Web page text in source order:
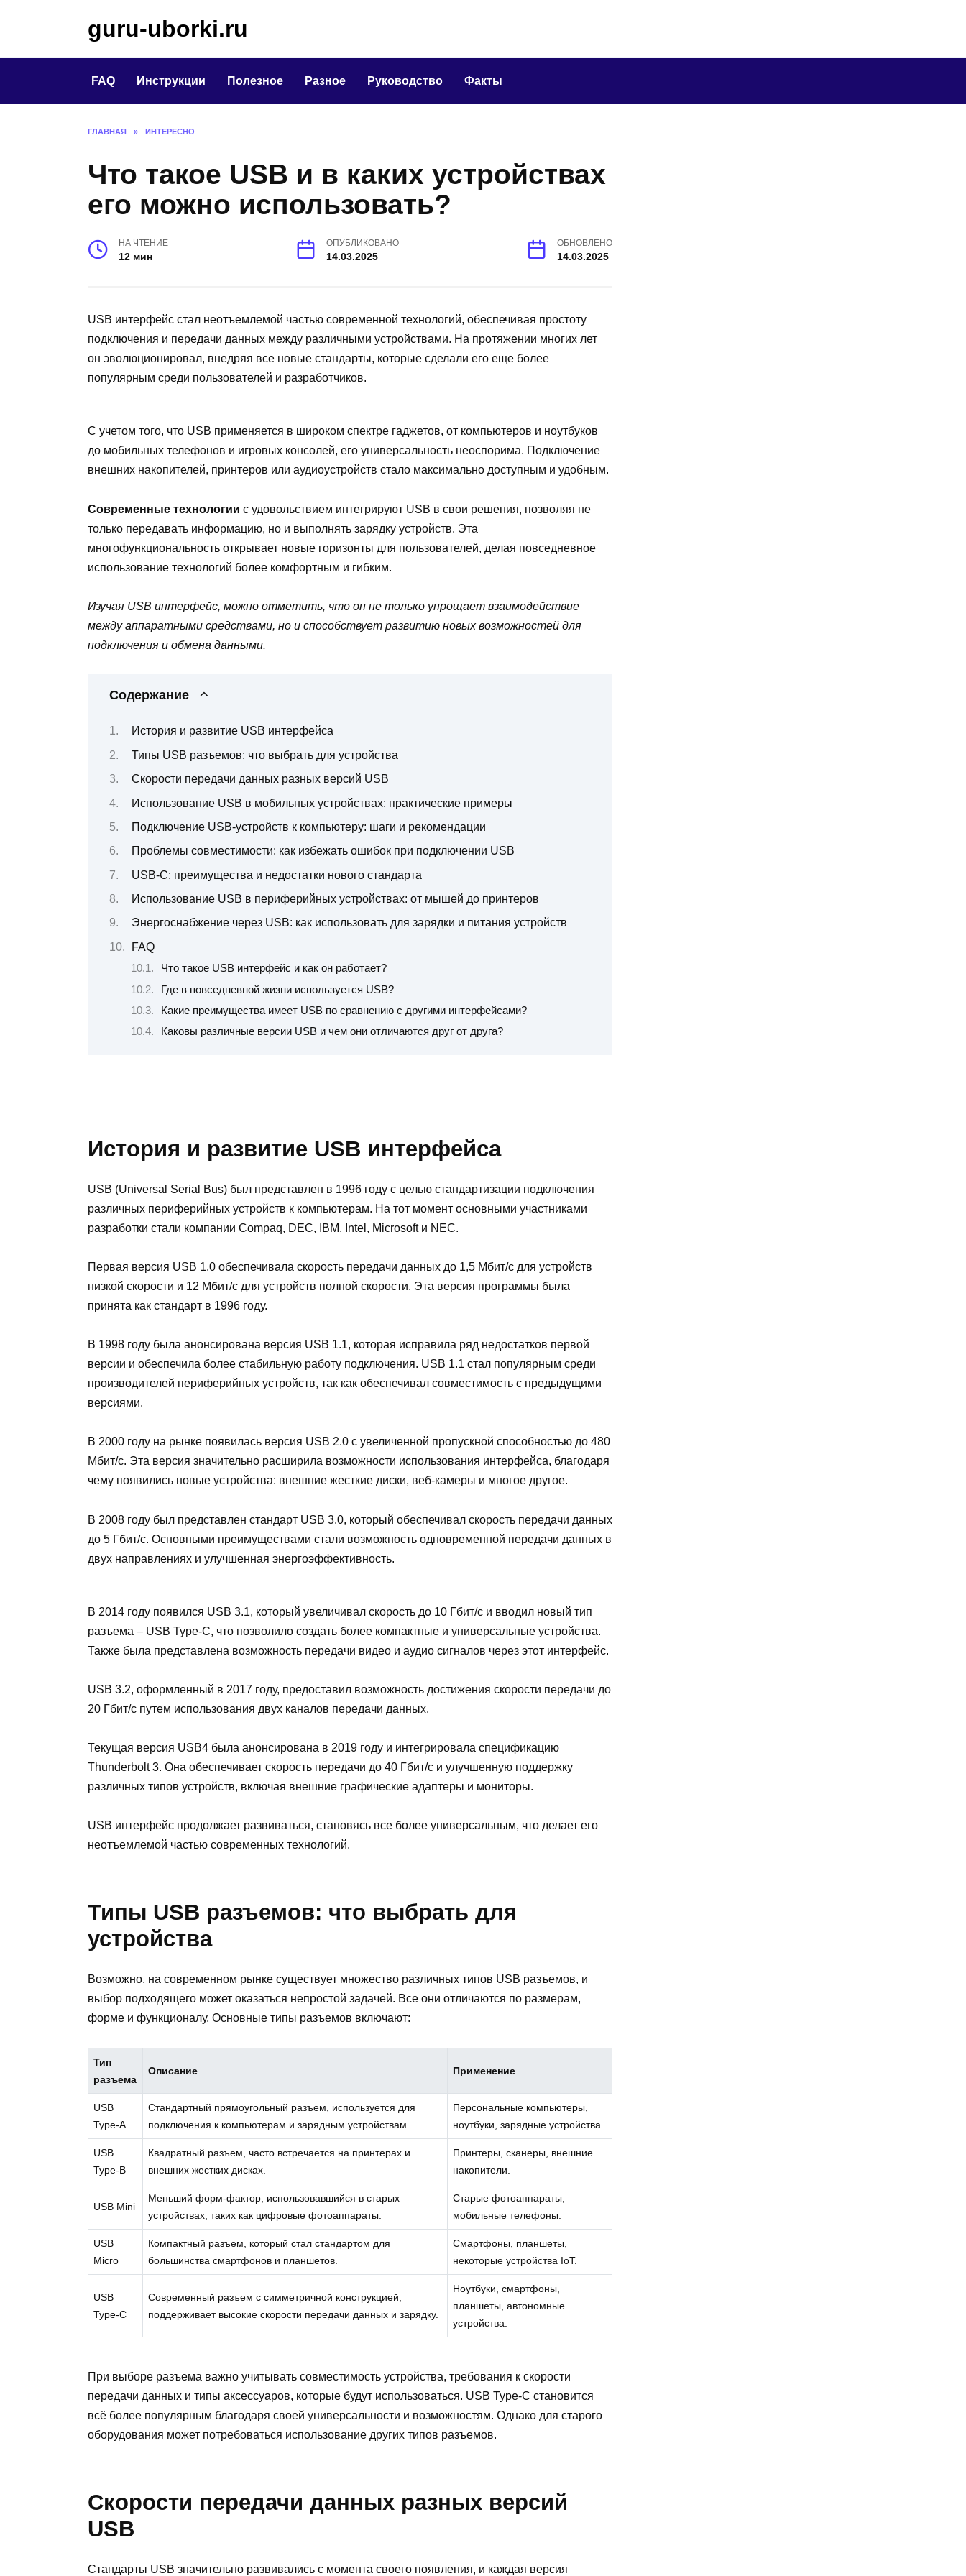
guru-uborki.ru
FAQ Инструкции Полезное Разное Руководство Факты
ГЛАВНАЯ » ИНТЕРЕСНО
Что такое USB и в каких устройствах
его можно использовать?
НА ЧТЕНИЕ
12 мин
ОПУБЛИКОВАНО
14.03.2025
ОБНОВЛЕНО
14.03.2025
USB интерфейс стал неотъемлемой частью современной технологий, обеспечивая простоту
подключения и передачи данных между различными устройствами. На протяжении многих лет
он эволюционировал, внедряя все новые стандарты, которые сделали его еще более
популярным среди пользователей и разработчиков.
С учетом того, что USB применяется в широком спектре гаджетов, от компьютеров и ноутбуков
до мобильных телефонов и игровых консолей, его универсальность неоспорима. Подключение
внешних накопителей, принтеров или аудиоустройств стало максимально доступным и удобным.
Современные технологии с удовольствием интегрируют USB в свои решения, позволяя не
только передавать информацию, но и выполнять зарядку устройств. Эта
многофункциональность открывает новые горизонты для пользователей, делая повседневное
использование технологий более комфортным и гибким.
Изучая USB интерфейс, можно отметить, что он не только упрощает взаимодействие
между аппаратными средствами, но и способствует развитию новых возможностей для
подключения и обмена данными.
Содержание
История и развитие USB интерфейса
Типы USB разъемов: что выбрать для устройства
Скорости передачи данных разных версий USB
Использование USB в мобильных устройствах: практические примеры
Подключение USB-устройств к компьютеру: шаги и рекомендации
Проблемы совместимости: как избежать ошибок при подключении USB
USB-C: преимущества и недостатки нового стандарта
Использование USB в периферийных устройствах: от мышей до принтеров
Энергоснабжение через USB: как использовать для зарядки и питания устройств
FAQ
Что такое USB интерфейс и как он работает?
Где в повседневной жизни используется USB?
Какие преимущества имеет USB по сравнению с другими интерфейсами?
Каковы различные версии USB и чем они отличаются друг от друга?
История и развитие USB интерфейса
USB (Universal Serial Bus) был представлен в 1996 году с целью стандартизации подключения
различных периферийных устройств к компьютерам. На тот момент основными участниками
разработки стали компании Compaq, DEC, IBM, Intel, Microsoft и NEC.
Первая версия USB 1.0 обеспечивала скорость передачи данных до 1,5 Мбит/с для устройств
низкой скорости и 12 Мбит/с для устройств полной скорости. Эта версия программы была
принята как стандарт в 1996 году.
В 1998 году была анонсирована версия USB 1.1, которая исправила ряд недостатков первой
версии и обеспечила более стабильную работу подключения. USB 1.1 стал популярным среди
производителей периферийных устройств, так как обеспечивал совместимость с предыдущими
версиями.
В 2000 году на рынке появилась версия USB 2.0 с увеличенной пропускной способностью до 480
Мбит/с. Эта версия значительно расширила возможности использования интерфейса, благодаря
чему появились новые устройства: внешние жесткие диски, веб-камеры и многое другое.
В 2008 году был представлен стандарт USB 3.0, который обеспечивал скорость передачи данных
до 5 Гбит/с. Основными преимуществами стали возможность одновременной передачи данных в
двух направлениях и улучшенная энергоэффективность.
В 2014 году появился USB 3.1, который увеличивал скорость до 10 Гбит/с и вводил новый тип
разъема – USB Type-C, что позволило создать более компактные и универсальные устройства.
Также была представлена возможность передачи видео и аудио сигналов через этот интерфейс.
USB 3.2, оформленный в 2017 году, предоставил возможность достижения скорости передачи до
20 Гбит/с путем использования двух каналов передачи данных.
Текущая версия USB4 была анонсирована в 2019 году и интегрировала спецификацию
Thunderbolt 3. Она обеспечивает скорость передачи до 40 Гбит/с и улучшенную поддержку
различных типов устройств, включая внешние графические адаптеры и мониторы.
USB интерфейс продолжает развиваться, становясь все более универсальным, что делает его
неотъемлемой частью современных технологий.
Типы USB разъемов: что выбрать для
устройства
Возможно, на современном рынке существует множество различных типов USB разъемов, и
выбор подходящего может оказаться непростой задачей. Все они отличаются по размерам,
форме и функционалу. Основные типы разъемов включают:
Тип
разъема
Описание Применение
USB
Type-A
Стандартный прямоугольный разъем, используется для
подключения к компьютерам и зарядным устройствам.
Персональные компьютеры,
ноутбуки, зарядные устройства.
USB
Type-B
Квадратный разъем, часто встречается на принтерах и
внешних жестких дисках.
Принтеры, сканеры, внешние
накопители.
USB Mini
Меньший форм-фактор, использовавшийся в старых
устройствах, таких как цифровые фотоаппараты.
Старые фотоаппараты,
мобильные телефоны.
USB
Micro
Компактный разъем, который стал стандартом для
большинства смартфонов и планшетов.
Смартфоны, планшеты,
некоторые устройства IoT.
USB
Type-C
Современный разъем с симметричной конструкцией,
поддерживает высокие скорости передачи данных и зарядку.
Ноутбуки, смартфоны,
планшеты, автономные
устройства.
При выборе разъема важно учитывать совместимость устройства, требования к скорости
передачи данных и типы аксессуаров, которые будут использоваться. USB Type-C становится
всё более популярным благодаря своей универсальности и возможностям. Однако для старого
оборудования может потребоваться использование других типов разъемов.
Скорости передачи данных разных версий
USB
Стандарты USB значительно развивались с момента своего появления, и каждая версия